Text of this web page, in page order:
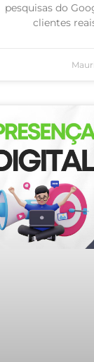
pesquisas do
clientes